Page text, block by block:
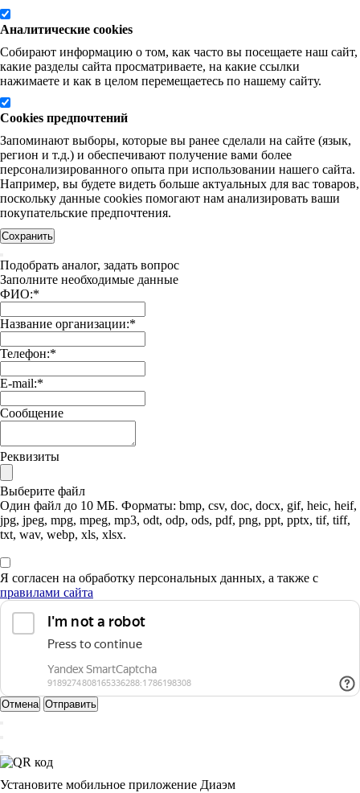
Аналитические cookies
Собирают информацию о том, как часто вы посещаете наш сайт,
какие разделы сайта просматриваете, на какие ссылки
нажимаете и как в целом перемещаетесь по нашему сайту.
Cookies предпочтений
Запоминают выборы, которые вы ранее сделали на сайте (язык,
регион и т.д.) и обеспечивают получение вами более
персонализированного опыта при использовании нашего сайта.
Например, вы будете видеть больше актуальных для вас товаров,
поскольку данные cookies помогают нам анализировать ваши
покупательские предпочтения.
Сохранить
Подобрать аналог, задать вопрос
Заполните необходимые данные
ФИО:*
Название организации:*
Телефон:*
E-mail:*
Сообщение
Реквизиты
Выберите файл
Один файл до 10 МБ. Форматы: bmp, csv, doc, docx, gif, heic, heif,
jpg, jpeg, mpg, mpeg, mp3, odt, odp, ods, pdf, png, ppt, pptx, tif, tiff,
txt, wav, webp, xls, xlsx.
Я согласен на обработку персональных данных, а также с
правилами сайта
Отмена Отправить
Установите мобильное приложение Диаэм